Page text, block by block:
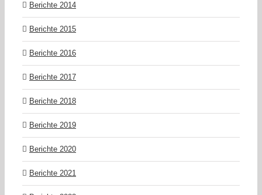
Berichte 2014
Berichte 2015
Berichte 2016
Berichte 2017
Berichte 2018
Berichte 2019
Berichte 2020
Berichte 2021